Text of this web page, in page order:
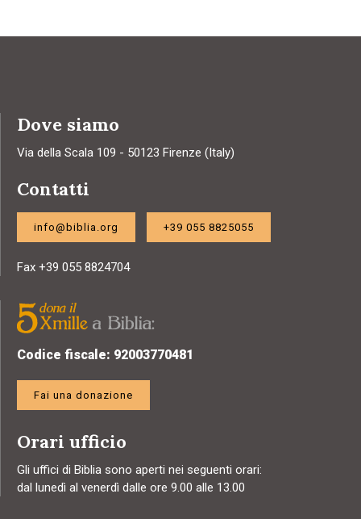
Dove siamo
Via della Scala 109 - 50123 Firenze (Italy)
Contatti
info@biblia.org +39 055 8825055
Fax +39 055 8824704
Codice fiscale: 92003770481
Fai una donazione
Orari ufficio
Gli uffici di Biblia sono aperti nei seguenti orari:
dal lunedì al venerdì dalle ore 9.00 alle 13.00